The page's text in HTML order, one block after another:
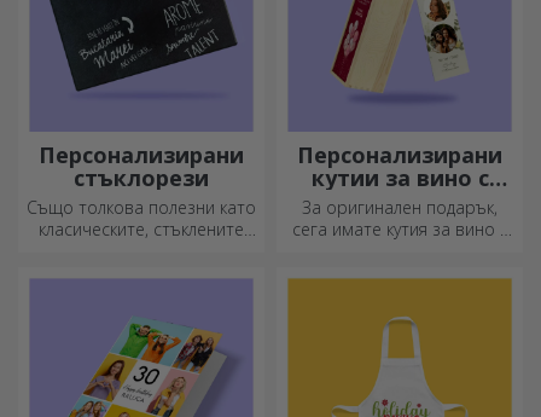
Персонализирани
стъклорези
Също толкова полезни като
класическите, стъклените
вашата кухня.
Персонализирани
кутии за вино с
фотография
За оригинален подарък,
сега имате кутия за вино с